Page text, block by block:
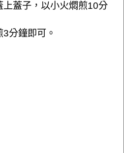
上蓋子，以小火燜煎10分
分鐘即可。